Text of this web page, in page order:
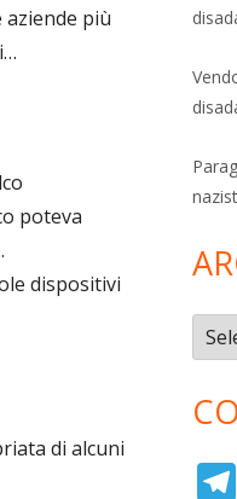
più
poteva
dispositivi
di alcuni